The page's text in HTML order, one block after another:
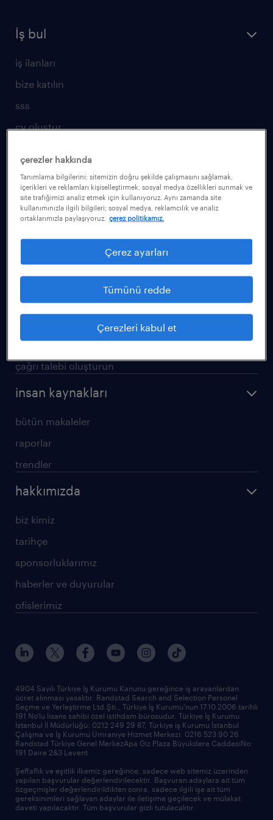
İş bul
iş ilanları
bize katılın
sss
cv oluştur
yetenekler için
operasyonel
profesyonel
kariyer rehberliği
operasyonel
profesyonel
araştırma raporları
çağrı talebi oluşturun
insan kaynakları
bütün makaleler
raporlar
trendler
hakkımızda
biz kimiz
tarihçe
sponsorluklarımız
haberler ve duyurular
ofislerimiz
4904 Sayılı Türkiye İş Kurumu Kanunu gereğince iş arayanlardan
ücret alınması yasaktır. Randstad Search and Selection Personel
Seçme ve Yerleştirme Ltd.Şti., Türkiye İş Kurumu'nun 17.10.2006 tarihli
191 No'lu lisans sahibi özel istihdam bürosudur. Türkiye İş Kurumu
İstanbul İl Müdürlüğü: 0212 249 29 87, Türkiye iş Kurumu İstanbul
Çalışma ve İş Kurumu Ümraniye Hizmet Merkezi: 0216 523 90 26
Randstad Türkiye Genel MerkezApa Giz Plaza Büyükdere CaddesiNo:
191 Daire 2&3 Levent
Şeffaflık ve eşitlik ilkemiz gereğince, sadece web sitemiz üzerinden
yapılan başvurular değerlendirilecektir. Başvuran adaylara ait tüm
özgeçmişler değerlendirildikten sonra, sadece ilgili işe ait tüm
gereksinimleri sağlayan adaylar ile iletişime geçilecek ve mülakat
daveti yapılacaktır. Tüm başvurular gizli tutulacaktır.
çerezler hakkında
Tanımlama bilgilerini; sitemizin doğru şekilde çalışmasını sağlamak,
içerikleri ve reklamları kişiselleştirmek, sosyal medya özellikleri sunmak ve
site trafiğimizi analiz etmek için kullanıyoruz. Aynı zamanda site
kullanımınızla ilgili bilgileri; sosyal medya, reklamcılık ve analiz
ortaklarımızla paylaşıyoruz.
çerez politikamız.
Çerez ayarları
Tümünü redde
Çerezleri kabul et